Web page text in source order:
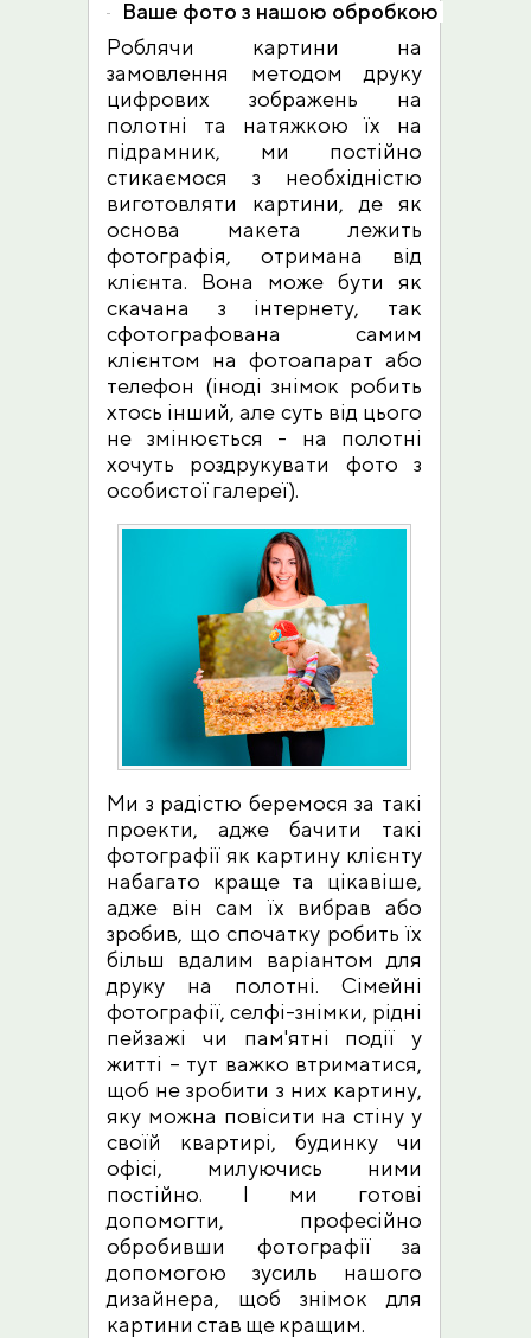
Ваше фото з нашою обробкою
Роблячи картини на
замовлення методом друку
цифрових зображень на
полотні та натяжкою їх на
підрамник, ми постійно
стикаємося з необхідністю
виготовляти картини, де як
основа макета лежить
фотографія, отримана від
клієнта. Вона може бути як
скачана з інтернету, так
сфотографована самим
клієнтом на фотоапарат або
телефон (іноді знімок робить
хтось інший, але суть від цього
не змінюється - на полотні
хочуть роздрукувати фото з
особистої галереї).
Ми з радістю беремося за такі
проекти, адже бачити такі
фотографії як картину клієнту
набагато краще та цікавіше,
адже він сам їх вибрав або
зробив, що спочатку робить їх
більш вдалим варіантом для
друку на полотні. Сімейні
фотографії, селфі-знімки, рідні
пейзажі чи пам'ятні події у
житті – тут важко втриматися,
щоб не зробити з них картину,
яку можна повісити на стіну у
своїй квартирі, будинку чи
офісі, милуючись ними
постійно. І ми готові
допомогти, професійно
обробивши фотографії за
допомогою зусиль нашого
дизайнера, щоб знімок для
картини став ще кращим.